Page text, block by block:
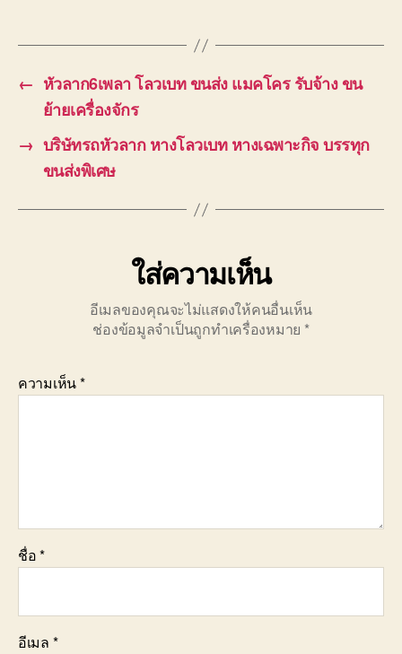
← หัวลาก6เพลา โลวเบท ขนส่ง แมคโคร รับจ้าง ขน
ย้ายเครื่องจักร
→ บริษัทรถหัวลาก หางโลวเบท หางเฉพาะกิจ บรรทุก
ขนส่งพิเศษ
ใส่ความเห็น
อีเมลของคุณจะไม่แสดงให้คนอื่นเห็น
ช่องข้อมูลจำเป็นถูกทำเครื่องหมาย *
ความเห็น*
ชื่อ*
อีเมล *